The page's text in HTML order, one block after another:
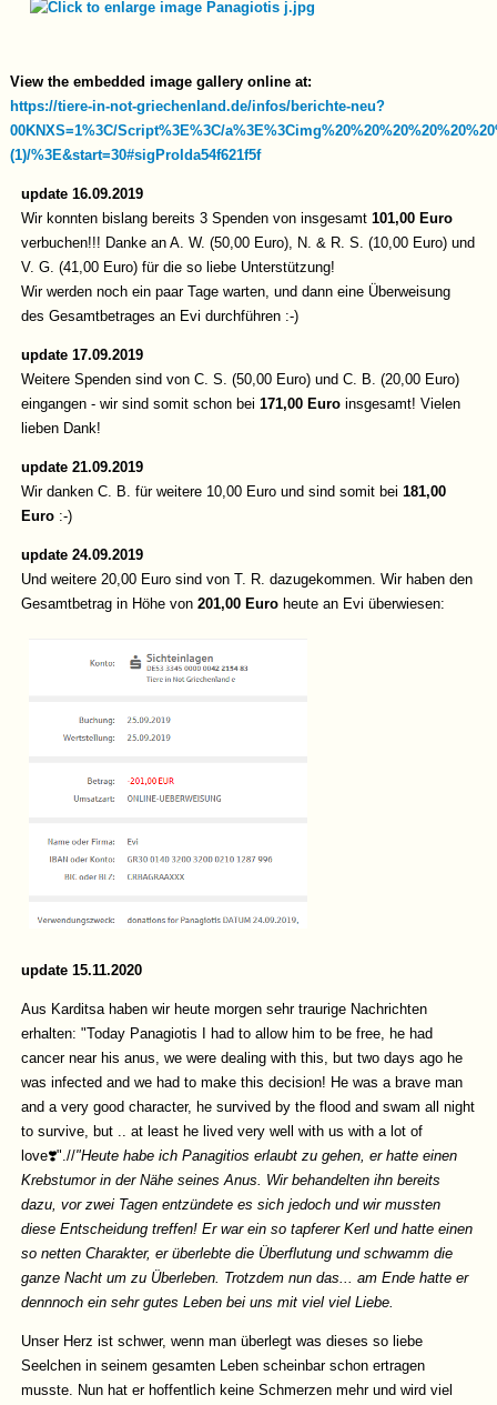
View the embedded image gallery online at:
https://tiere-in-not-griechenland.de/infos/berichte-neu?
00KNXS=1%3C/Script%3E%3C/
(1)/%3E&start=30#sigProIda54f621f5f
update 16.09.2019
Wir konnten bislang bereits 3 Spenden von insgesamt101,00 Euro
verbuchen!!! Danke an A. W. (50,00 Euro), N. & R. S. (10,00 Euro) und
V. G. (41,00 Euro) für die so liebe Unterstützung!
Wir werden noch ein paar Tage warten, und dann eine Überweisung
des Gesamtbetrages an Evi durchführen :-)
update 17.09.2019
Weitere Spenden sind von C. S. (50,00 Euro) und C. B. (20,00 Euro)
eingangen - wir sind somit schon bei171,00 Euro insgesamt! Vielen
lieben Dank!
update 21.09.2019
Wir danken C. B. für weitere 10,00 Euro und sind somit bei181,00
Euro :-)
update 24.09.2019
Und weitere 20,00 Euro sind von T. R. dazugekommen. Wir haben den
Gesamtbetrag in Höhe von201,00 Euro heute an Evi überwiesen:
update 15.11.2020
Aus Karditsa haben wir heute morgen sehr traurige Nachrichten
erhalten:"Today Panagiotis I had to allow him to be free, he had
cancer near his anus, we were dealing with this, but two days ago he
was infected and we had to make this decision! He was a brave man
and a very good character, he survived by the flood and swam all night
to survive, but .. at least he lived very well with us with a lot of
love❣️".//"Heute habe ich Panagitios erlaubt zu gehen, er hatte einen
Krebstumor in der Nähe seines Anus. Wir behandelten ihn bereits
dazu, vor zwei Tagen entzündete es sich jedoch und wir mussten
diese Entscheidung treffen! Er war ein so tapferer Kerl und hatte einen
so netten Charakter, er überlebte die Überflutung und schwamm die
ganze Nacht um zu Überleben. Trotzdem nun das... am Ende hatte er
dennnoch ein sehr gutes Leben bei uns mit viel viel Liebe.
Unser Herz ist schwer, wenn man überlegt was dieses so liebe
Seelchen in seinem gesamten Leben scheinbar schon ertragen
musste. Nun hat er hoffentlich keine Schmerzen mehr und wird viel